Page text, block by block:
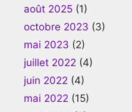
août 2025 (1)
octobre 2023 (3)
mai 2023 (2)
juillet 2022 (4)
juin 2022 (4)
mai 2022 (15)